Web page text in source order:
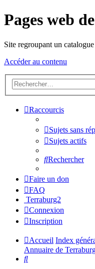
Pages web
Site regroupant un
Accéder au contenu
Raccourcis
Sujets sans
Sujets actifs
Rechercher
Faire un don
FAQ
Terraburg2
Connexion
Inscription
Accueil Index
Annuaire de
Rechercher